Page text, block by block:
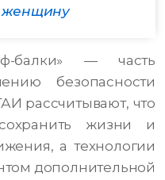
женщину
балки» — часть
безопасности
рассчитывают, что
жизни и
а технологии
дополнительной